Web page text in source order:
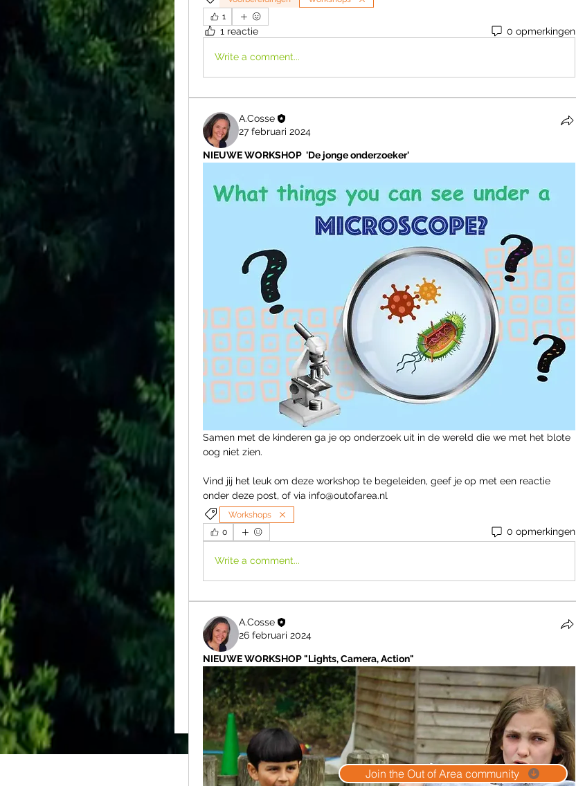
1
1 reactie 0 opmerkingen
Write a comment...
A.Cosse
27 februari 2024
NIEUWE WORKSHOP  'De jonge onderzoeker'
Samen met de kinderen ga je op onderzoek uit in de wereld die we met het blote
oog niet zien.
Vind jij het leuk om deze workshop te begeleiden, geef je op met een reactie
onder deze post, of via info@outofarea.nl
Workshops
0
0 opmerkingen
Write a comment...
A.Cosse
26 februari 2024
NIEUWE WORKSHOP "Lights, Camera, Action"
Join the Out of Area community